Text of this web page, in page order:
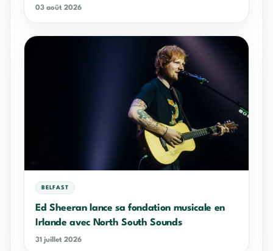
03 août 2026
BELFAST
Ed Sheeran lance sa fondation musicale en
Irlande avec North South Sounds
31 juillet 2026